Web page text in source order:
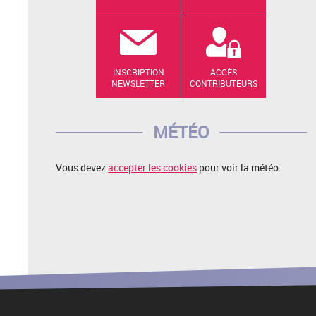
INSCRIPTION
NEWSLETTER
ACCÈS
CONTRIBUTEURS
MÉTÉO
Vous devezaccepter les cookies pour voir la météo.